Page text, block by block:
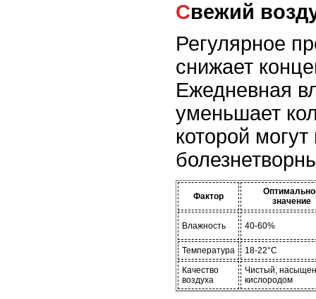
Свежий
Регулярное
снижает
Ежедневная
уменьшает
которой
Фактор
значение
Влажность 40-60%
Температура
18-22°C
Качество
воздуха
Чистый,
кислородом